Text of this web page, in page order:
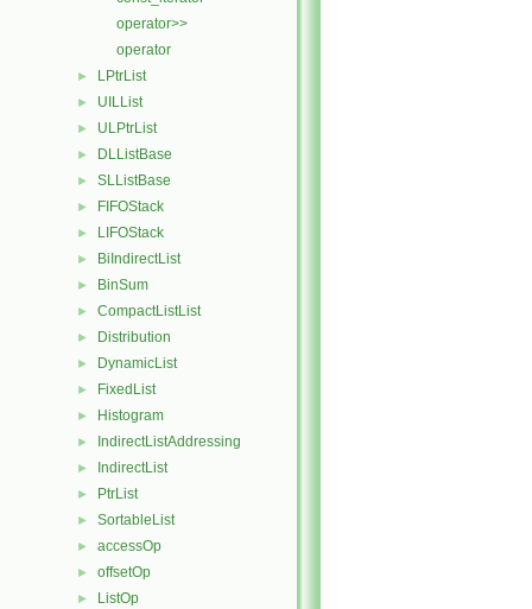
operator>>
operator
► LPtrList
► UILList
► ULPtrList
► DLListBase
► SLListBase
► FIFOStack
► LIFOStack
► BiIndirectList
► BinSum
► CompactListList
► Distribution
► DynamicList
► FixedList
► Histogram
► IndirectListAddressing
► IndirectList
► PtrList
► SortableList
► accessOp
► offsetOp
► ListOp